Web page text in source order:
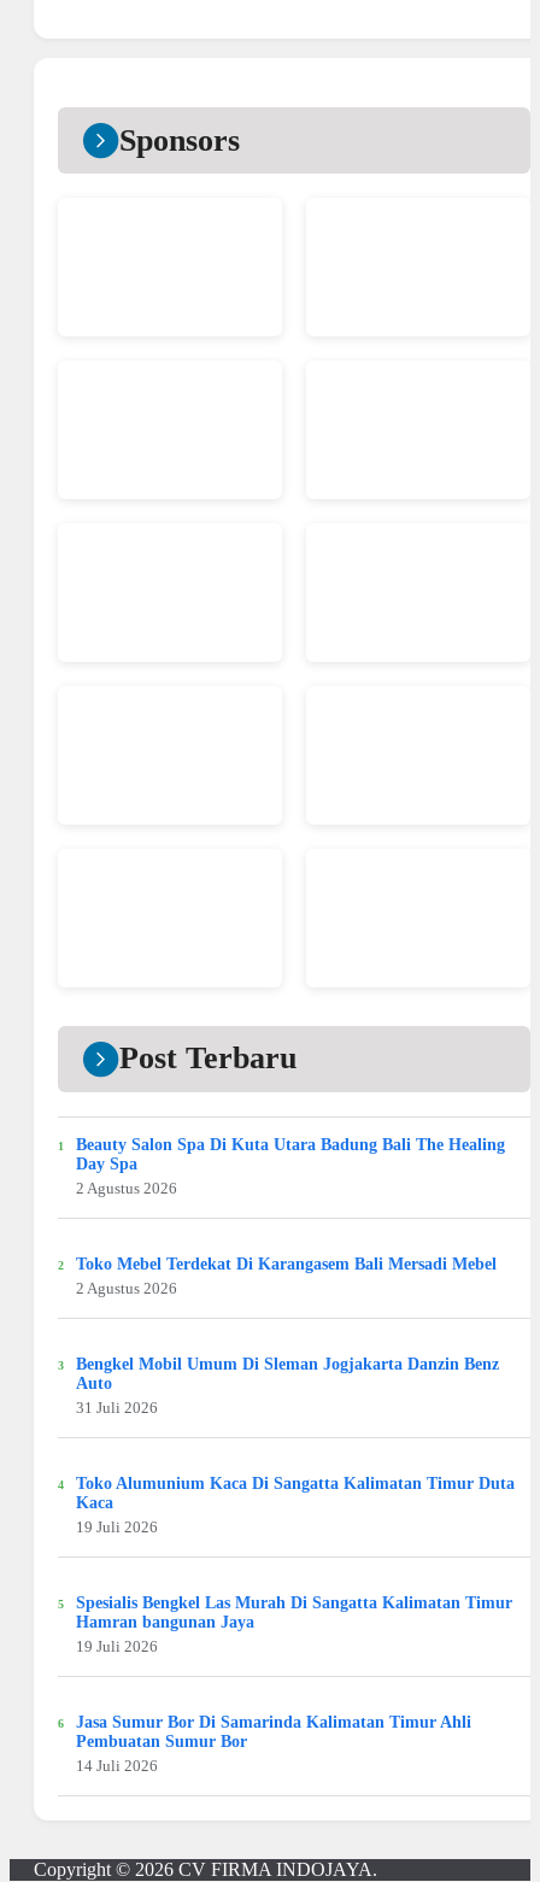
Sponsors
Post Terbaru
Beauty Salon Spa Di Kuta Utara Badung Bali The Healing
Day Spa
2 Agustus 2026
Toko Mebel Terdekat Di Karangasem Bali Mersadi Mebel
2 Agustus 2026
Bengkel Mobil Umum Di Sleman Jogjakarta Danzin Benz
Auto
31 Juli 2026
Toko Alumunium Kaca Di Sangatta Kalimatan Timur Duta
Kaca
19 Juli 2026
Spesialis Bengkel Las Murah Di Sangatta Kalimatan Timur
Hamran bangunan Jaya
19 Juli 2026
Jasa Sumur Bor Di Samarinda Kalimatan Timur Ahli
Pembuatan Sumur Bor
14 Juli 2026
Copyright © 2026 CV FIRMA INDOJAYA.